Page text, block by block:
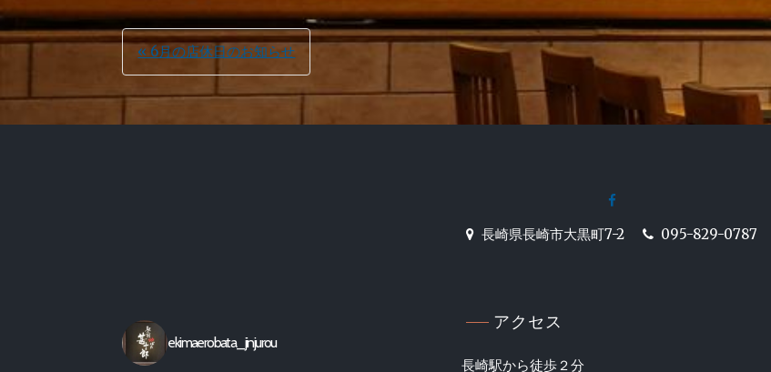
投
稿
ナ
ン
« 6月の店休日のお知らせ
長崎駅前の炉端焼き居酒屋【駅前炉端 甚十郎】
長崎県長崎市大黒町7-2
095-829-0787
ekimaerobata_jinjurou
アクセス
長崎駅から徒歩２分